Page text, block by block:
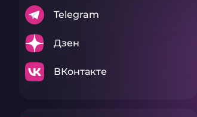
Telegram
Дзен
ВКонтакте